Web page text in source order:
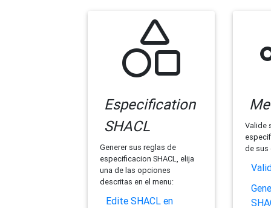
Especification
SHACL
Generer sus reglas de
especificacion SHACL, elija
una de las opciones
descritas en el menu:
Edite SHACL en
Valide
de sus